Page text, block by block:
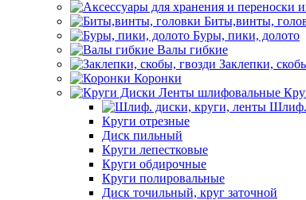
Биты,винты,
Буры, пики, долото
Валы гибкие
Заклепки,
Коронки
Шлиф.
Круги отрезные
Диск пильный
Круги лепестковые
Круги обдирочные
Круги полировальные
Диск точильный, круг заточной